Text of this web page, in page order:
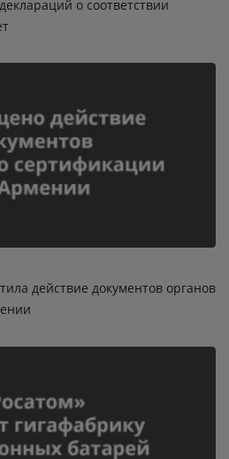
о соответствии
действие документов органов